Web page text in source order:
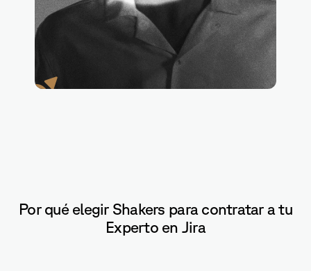
Por qué elegir Shakers para contratar a tu
Experto en Jira